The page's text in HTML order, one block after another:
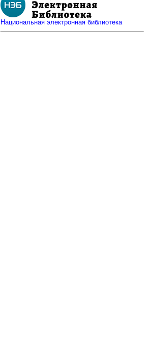
Национальная электронная библиотека